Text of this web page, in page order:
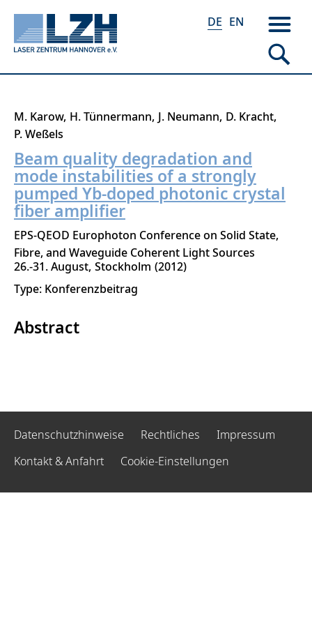
Direkt
zum
Inhalt
DE EN
M. Karow H. Tünnermann J. Neumann D. Kracht
P. Weßels
Beam quality degradation and
mode instabilities of a strongly
pumped Yb-doped photonic crystal
fiber amplifier
EPS-QEOD Europhoton Conference on Solid State,
Fibre, and Waveguide Coherent Light Sources
26.-31. August Stockholm 2012
Type: Konferenzbeitrag
Abstract
Datenschutzhinweise Rechtliches
Impressum
Kontakt & Anfahrt
Cookie-Einstellungen